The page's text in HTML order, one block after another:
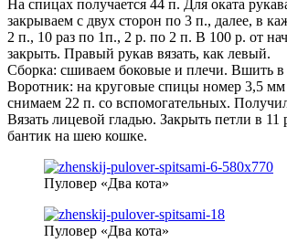
На спицах получается 44 п. Для оката
закрываем с двух сторон по 3 п., далее, в
2 п., 10 раз по 1п., 2 р. по 2 п. В 100 р. от
закрыть. Правый рукав вязать, как левый.
Сборка: сшиваем боковые и плечи. Вшить
Воротник: на круговые спицы номер 3,5 мм
снимаем 22 п. со вспомогательных.
Вязать лицевой гладью. Закрыть петли в
бантик на шею кошке.
Пуловер «Два кота»
Пуловер «Два кота»